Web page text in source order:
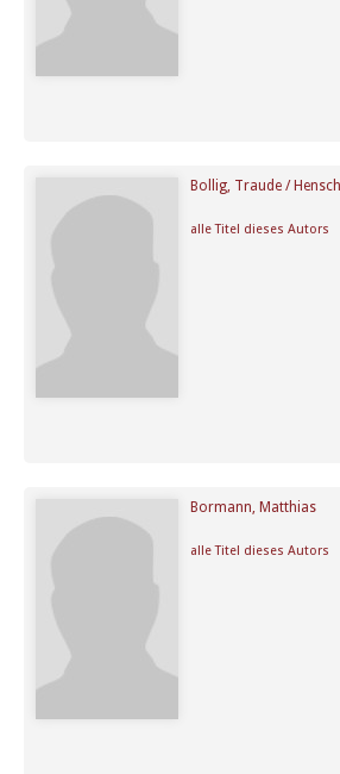
Bollig, Traude /
alle Titel dieses Autors
Bormann, Matthias
alle Titel dieses Autors